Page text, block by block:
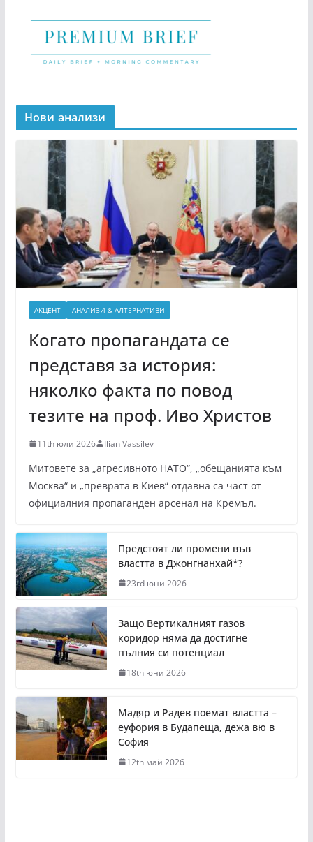
Нови анализи
АКЦЕНТ АНАЛИЗИ & АЛТЕРНАТИВИ
Когато пропагандата се
представя за история:
няколко факта по повод
тезите на проф. Иво Христов
11th юли 2026 Ilian Vassilev
Митовете за „агресивното НАТО“, „обещанията към
Москва“ и „преврата в Киев“ отдавна са част от
официалния пропаганден арсенал на Кремъл.
Предстоят ли промени във
властта в Джонгнанхай*?
23rd юни 2026
Защо Вертикалният газов
коридор няма да достигне
пълния си потенциал
18th юни 2026
Мадяр и Радев поемат властта –
еуфория в Будапеща, дежа вю в
София
12th май 2026